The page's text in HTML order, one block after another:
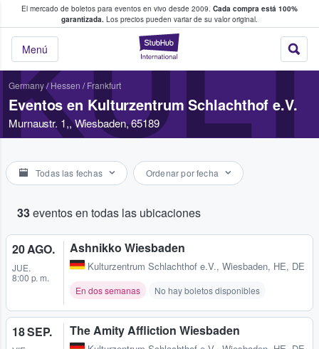
El mercado de boletos para eventos en vivo desde 2009. Cada compra está 100%
garantizada. Los precios pueden variar de su valor original.
StubHub: donde
Menú
fans compran y venden boletos
Germany/Hessen / Frankfurt
Eventos en Kulturzentrum Schlachthof e.V.
Murnaustr. 1,, Wiesbaden, 65189
Todas las fechas Ordenar por fecha
33eventos en todas las ubicaciones
20 AGO.
JUE.
8:00 p. m.
Ashnikko Wiesbaden
Kulturzentrum Schlachthof e.V., Wiesbaden, HE, DE
En dos semanas No hay boletos disponibles
18 SEP. The Amity Affliction Wiesbaden